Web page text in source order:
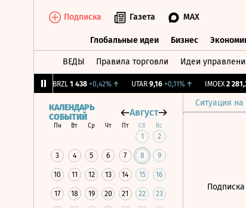
Подписка Газета MAX
Глобальные идеи Бизнес
ВЕДЫ Правила торговли Идеи
BRZL 1 438 +0,42%↑ UTAR 9,16 +0,11%↑ IMOEX 2 281,31
Ситуация
КАЛЕНДАРЬ
СОБЫТИЙ
Август
Пн Вт Ср Чт Пт Сб Вс
1 2
3 4 5 6 7 8 9
10 11 12 13 14 15 16
17 18 19 20 21 22 23
Подписка